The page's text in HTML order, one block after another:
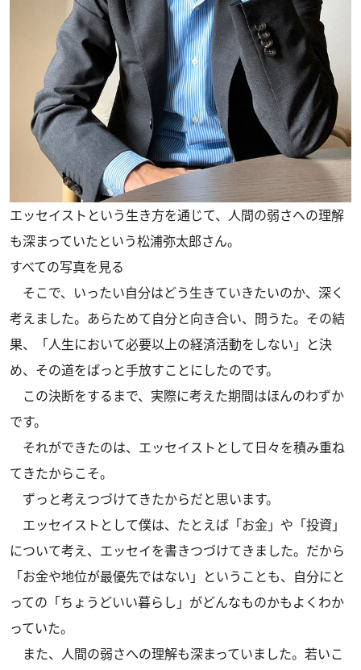
エッセイストという生き方を通じて、人間の弱さへの理解
も深まっていたという松浦弥太郎さん。
すべての写真を見る
そこで、いったい自分はどう生きていきたいのか、深く
考えました。あらためて自分と向き合い、問うた。その結
果、「人生において必要以上の経済活動をしない」と決
め、その道をぱっと手放すことにしたのです。
この決断をするまで、実際に考えた期間はほんのわずか
です。
それができたのは、エッセイストとして日々を積み重ね
てきたからこそ。
ずっと考えつづけてきたからだと思います。
エッセイストとして僕は、たとえば「お金」や「投資」
について考え、エッセイを書きつづけてきました。だから
「お金や地位が最優先ではない」ということも、自分にと
っての「ちょうどいい暮らし」がどんなものかもよくわか
っていた。
また、人間の弱さへの理解も深まっていました。若いこ